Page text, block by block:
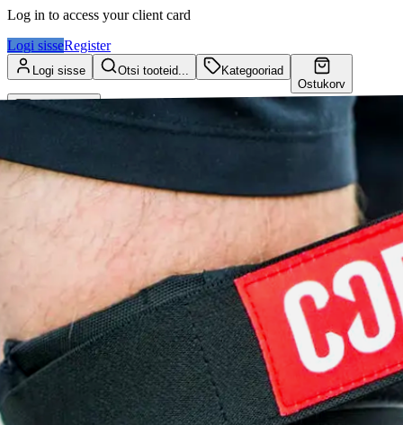
Log in to access your client card
Logi sisseRegister
Logi sisse Otsi tooteid...
Kategooriad
Ostukorv
Kliendikaart